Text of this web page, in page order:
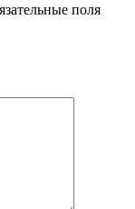
поля